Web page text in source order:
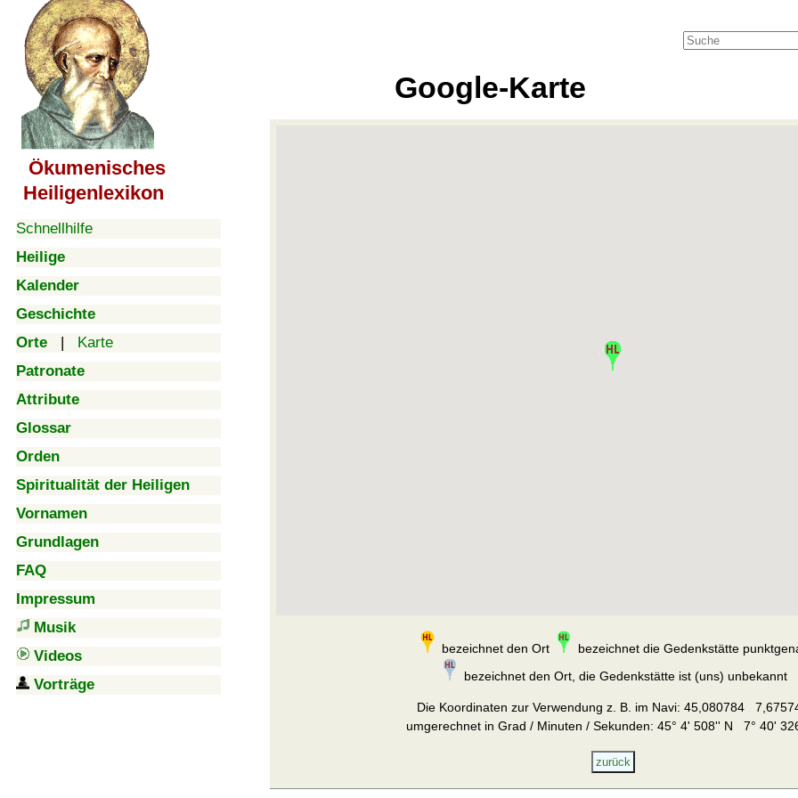
Ökumenisches
Heiligenlexikon
Schnellhilfe
Heilige
Kalender
Geschichte
Orte | Karte
Patronate
Attribute
Glossar
Orden
Spiritualität der Heiligen
Vornamen
Grundlagen
FAQ
Impressum
Musik
Videos
Vorträge
Google-Karte
bezeichnet den Ort
bezeichnet die Gedenkstätte
bezeichnet den Ort, die Gedenkstätte ist (uns) unbekannt
Die Koordinaten zur Verwendung z. B. im Navi: 45,080784
umgerechnet in Grad / Minuten / Sekunden: 45° 4' 508'' N 7° 40'